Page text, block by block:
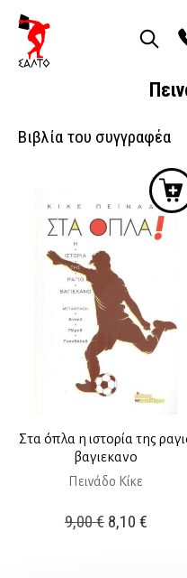
Βιβλία του συγγραφέα
Στα όπλα η ιστορία της
βαγιεκανο
Πεινάδο Κίκε
9,00€ Original
8,10 €Η